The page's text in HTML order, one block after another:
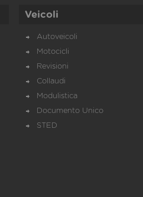
Veicoli
Autoveicoli
Motocicli
Revisioni
Collaudi
Modulistica
Documento Unico
STED